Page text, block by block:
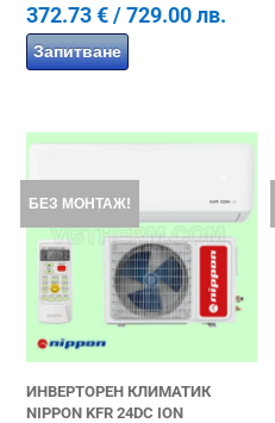
372.73€ / 729.00 лв.
Запитване
БЕЗ МОНТАЖ!
ИНВЕРТОРЕН КЛИМАТИК
NIPPON KFR 24DC ION